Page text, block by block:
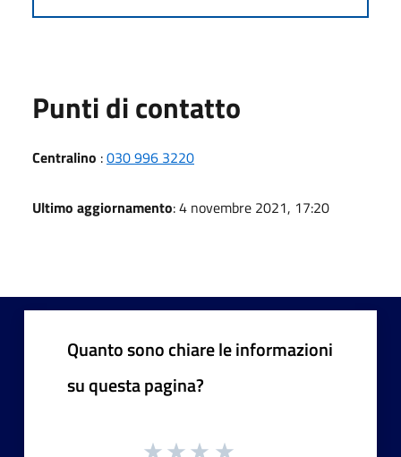
Punti di contatto
Centralino :030 996 3220
Ultimo aggiornamento: 4 novembre 2021, 17:20
Quanto sono chiare le informazioni
su questa pagina?